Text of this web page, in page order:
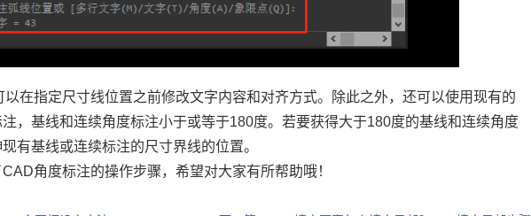
在指定尺寸线位置之前修改文字内容和对齐方式。除此之外，还可以使用现有的
，基线和连续角度标注小于或等于180度。若要获得大于180度的基线和连续角度
有基线或连续标注的尺寸界线的位置。
角度标注的操作步骤，希望对大家有所帮助哦！